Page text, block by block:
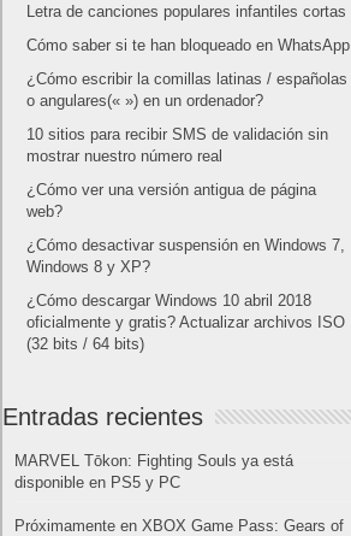
Letra de canciones populares infantiles cortas
Cómo saber si te han bloqueado en WhatsApp
¿Cómo escribir la comillas latinas / españolas
o angulares(« ») en un ordenador?
10 sitios para recibir SMS de validación sin
mostrar nuestro número real
¿Cómo ver una versión antigua de página
web?
¿Cómo desactivar suspensión en Windows 7,
Windows 8 y XP?
¿Cómo descargar Windows 10 abril 2018
oficialmente y gratis? Actualizar archivos ISO
(32 bits / 64 bits)
Entradas recientes
MARVEL Tōkon: Fighting Souls ya está
disponible en PS5 y PC
Próximamente en XBOX Game Pass: Gears of